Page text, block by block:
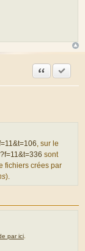
Citation
, sur le
sont
fichiers crées par
).
par ici.